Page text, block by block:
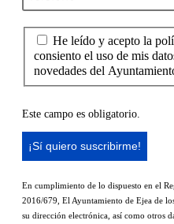
He leído y acepto la
consiento el uso de mis
novedades del
Este campo es obligatorio.
En cumplimiento de lo dispuesto en el
2016/679, El Ayuntamiento de Ejea de
su dirección electrónica, así como otros